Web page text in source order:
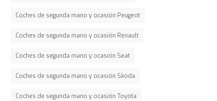
Coches de segunda mano y ocasión Peugeot
Coches de segunda mano y ocasión Renault
Coches de segunda mano y ocasión Seat
Coches de segunda mano y ocasión Skoda
Coches de segunda mano y ocasión Toyota